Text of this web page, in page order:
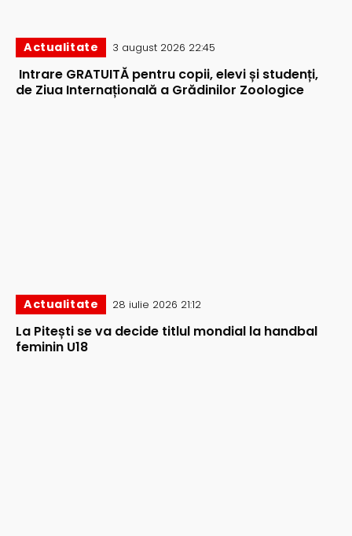
Actualitate 3 august 2026 22:45
Intrare GRATUITĂ pentru copii, elevi și studenți,
de Ziua Internațională a Grădinilor Zoologice
Actualitate 28 iulie 2026 21:12
La Pitești se va decide titlul mondial la handbal
feminin U18